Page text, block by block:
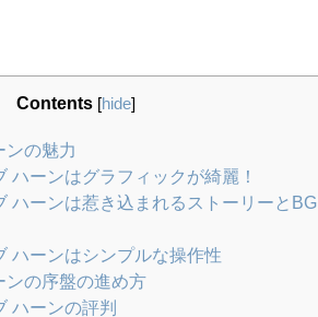
Contents [hide]
ンの魅力
ハーンはグラフィックが綺麗！
ハーンは惹き込まれるストーリーとBG
ハーンはシンプルな操作性
ンの序盤の進め方
ハーンの評判